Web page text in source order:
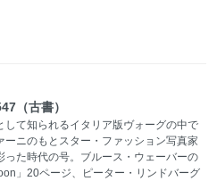
（古書）
て知られるイタリア版ヴォーグの中で
ニのもとスター・ファッション写真家
った時代の号。ブルース・ウェーバーの
」20ページ、ピーター・リンドバーグ